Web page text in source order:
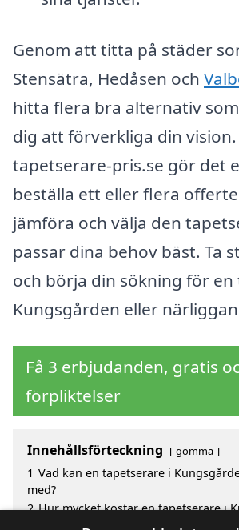
Genom att titta på städer
Stensätra, Hedåsen och
hitta flera bra alternativ
dig att förverkliga din
tapetserare-pris.se gör det
beställa ett eller flera
jämföra och välja den
passar dina behov bäst. Ta
och börja din sökning för
Kungsgården eller
Få 3 erbjudanden, gratis
förpliktelser
Innehållsförteckning gömma
1 Vad kan en tapetserare i
med?
2 Hur mycket kostar en tapetserare i
Fördelar med att välja tapetserare i